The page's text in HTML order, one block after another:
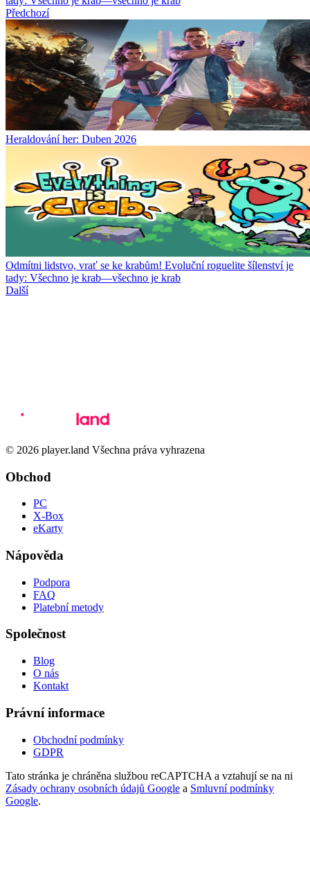
Předchozí
Heraldování her: Duben 2026
Odmítni lidstvo, vrať se ke krabům! Evoluční roguelite šílenství je
tady: Všechno je krab—všechno je krab
Další
© 2026 player.land Všechna práva vyhrazena
Obchod
PC
X-Box
eKarty
Nápověda
Podpora
FAQ
Platební metody
Společnost
Blog
O nás
Kontakt
Právní informace
Obchodní podmínky
GDPR
Tato stránka je chráněna službou reCAPTCHA a vztahují se na ni
Zásady ochrany osobních údajů Google a Smluvní podmínky
Google.